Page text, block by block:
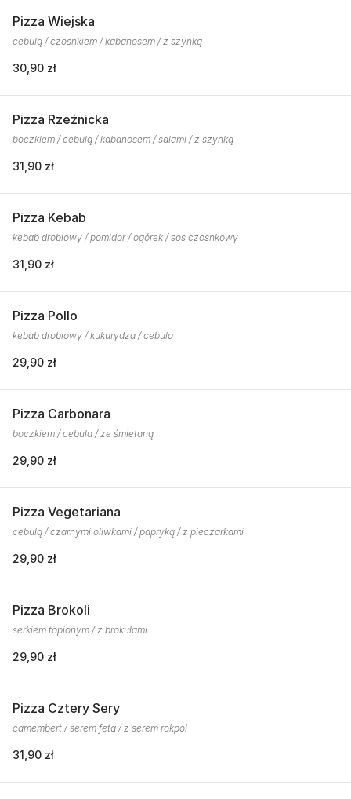
Pizza Wiejska
cebulą / czosnkiem / kabanosem / z szynką
30,90 zł
Pizza Rzeźnicka
boczkiem / cebulą / kabanosem / salami / z szynką
31,90 zł
Pizza Kebab
kebab drobiowy / pomidor / ogórek / sos czosnkowy
31,90 zł
Pizza Pollo
kebab drobiowy / kukurydza / cebula
29,90 zł
Pizza Carbonara
boczkiem / cebula / ze śmietaną
29,90 zł
Pizza Vegetariana
cebulą / czarnymi oliwkami / papryką / z pieczarkami
29,90 zł
Pizza Brokoli
serkiem topionym / z brokułami
29,90 zł
Pizza Cztery Sery
camembert / serem feta / z serem rokpol
31,90 zł